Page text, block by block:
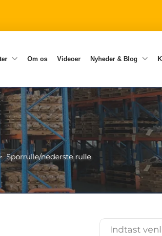
Om os Videoer Nyheder & Blog
Sporrulle/nederste rulle